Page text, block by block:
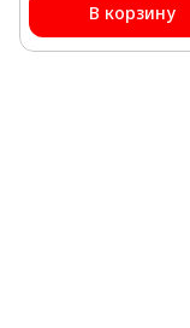
В корзину